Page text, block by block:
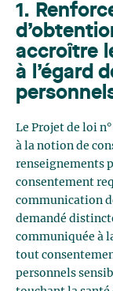
1.
accroître
à l’égard
Le Projet de loi
à la notion de
renseignements
consentement
communication
demandé
communiquée à
tout
personnels